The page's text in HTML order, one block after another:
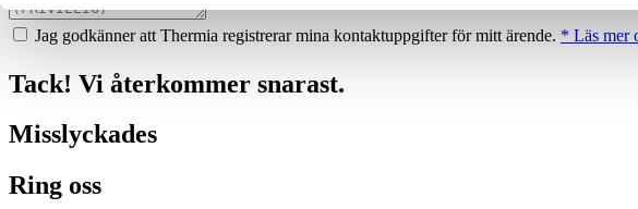
Jag godkänner att Thermia registrerar mina kontaktuppgifter för mitt ärende. * Läs mer
Tack! Vi återkommer snarast.
Misslyckades
Ring oss